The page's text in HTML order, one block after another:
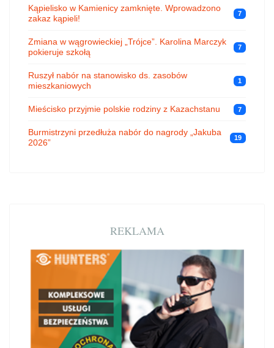
Kąpielisko w Kamienicy zamknięte. Wprowadzono
zakaz kąpieli!
7
Zmiana w wągrowieckiej „Trójce”. Karolina Marczyk
pokieruje szkołą
7
Ruszył nabór na stanowisko ds. zasobów
mieszkaniowych
1
Mieścisko przyjmie polskie rodziny z Kazachstanu 7
Burmistrzyni przedłuża nabór do nagrody „Jakuba
2026”
19
REKLAMA